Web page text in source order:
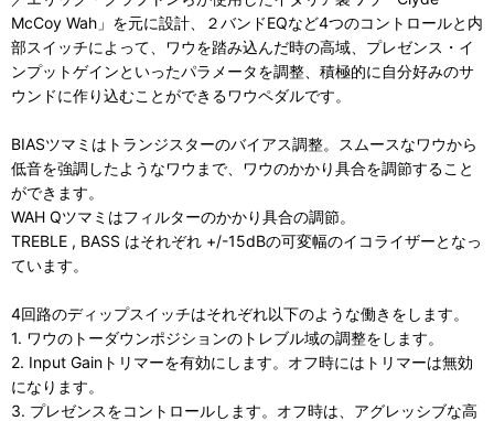
McCoy Wah」を元に設計、２バンドEQなど4つのコントロールと内
部スイッチによって、ワウを踏み込んだ時の高域、プレゼンス・イ
ンプットゲインといったパラメータを調整、積極的に自分好みのサ
ウンドに作り込むことができるワウペダルです。
BIASツマミはトランジスターのバイアス調整。スムースなワウから
低音を強調したようなワウまで、ワウのかかり具合を調節すること
ができます。
WAH Qツマミはフィルターのかかり具合の調節。
TREBLE , BASS はそれぞれ +/-15dBの可変幅のイコライザーとなっ
ています。
4回路のディップスイッチはそれぞれ以下のような働きをします。
1. ワウのトーダウンポジションのトレブル域の調整をします。
2. Input Gainトリマーを有効にします。オフ時にはトリマーは無効
になります。
3. プレゼンスをコントロールします。オフ時は、アグレッシブな高